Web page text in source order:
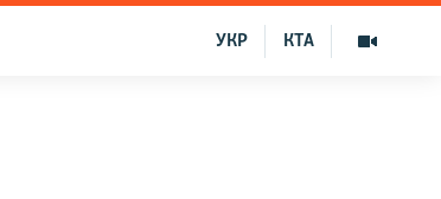
КТА
УКР